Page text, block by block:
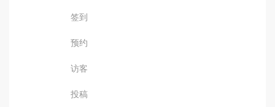
签到
预约
访客
投稿